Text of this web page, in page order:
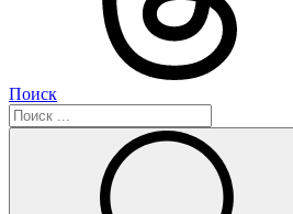
Поиск